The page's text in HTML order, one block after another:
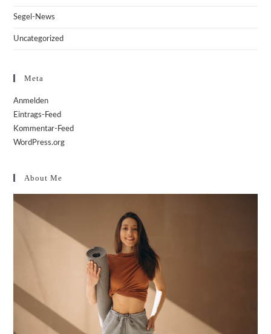
Segel-News
Uncategorized
Meta
Anmelden
Eintrags-Feed
Kommentar-Feed
WordPress.org
About Me